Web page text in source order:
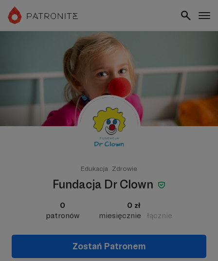
Edukacja Zdrowie
Fundacja Dr Clown
0
patronów
0 zł
miesięcznie
łącznie
Zostań Patronem